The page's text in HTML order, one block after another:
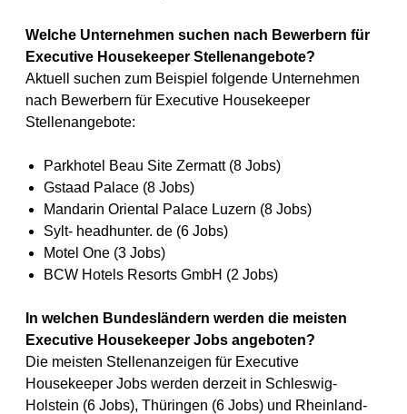
Welche Unternehmen suchen nach Bewerbern für
Executive Housekeeper Stellenangebote?
Aktuell suchen zum Beispiel folgende Unternehmen
nach Bewerbern für Executive Housekeeper
Stellenangebote:
Parkhotel Beau Site Zermatt (8 Jobs)
Gstaad Palace (8 Jobs)
Mandarin Oriental Palace Luzern (8 Jobs)
Sylt- headhunter. de (6 Jobs)
Motel One (3 Jobs)
BCW Hotels Resorts GmbH (2 Jobs)
In welchen Bundesländern werden die meisten
Executive Housekeeper Jobs angeboten?
Die meisten Stellenanzeigen für Executive
Housekeeper Jobs werden derzeit in Schleswig-
Holstein (6 Jobs), Thüringen (6 Jobs) und Rheinland-